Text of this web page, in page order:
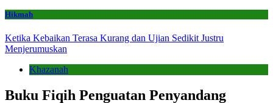
Hikmah
Ketika Kebaikan Terasa Kurang dan Ujian Sedikit Justru
Menjerumuskan
Khazanah
Buku Fiqih Penguatan Penyandang